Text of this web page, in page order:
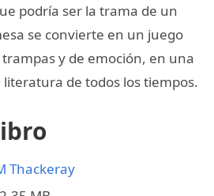
podría ser la trama de un
se convierte en un juego
y de emoción, en una
de todos los tiempos.
Thackeray